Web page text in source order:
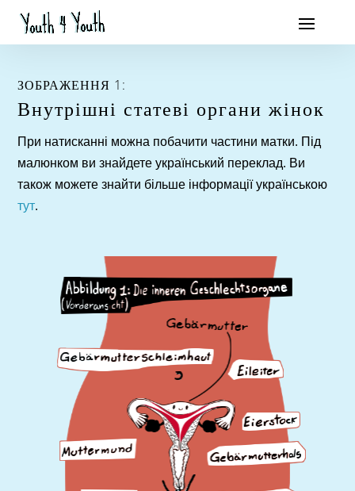
ЗОБРАЖЕННЯ 1:
Внутрішні статеві органи жінок
При натисканні можна побачити частини матки. Під
малюнком ви знайдете український переклад. Ви
також можете знайти більше інформації українською
тут.